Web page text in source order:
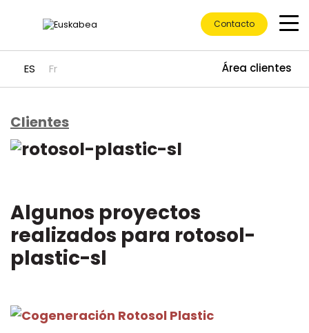
Ir directamente al contenido
ES Fr Área clientes
Contacto
Clientes
Algunos proyectos
realizados para rotosol-
plastic-sl